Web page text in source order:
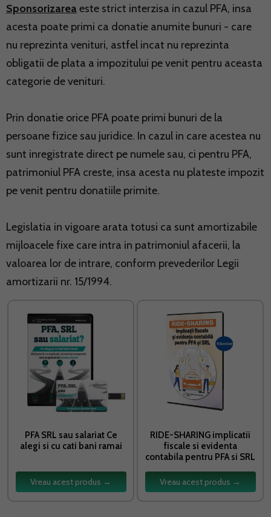
Sponsorizarea este strict interzisa in cazul PFA, insa
acesta poate primi ca donatie anumite bunuri - care
nu reprezinta venituri, astfel incat nu reprezinta
obligatii de plata a impozitului pe venit pentru aceasta
categorie de venituri.
Prin donatie orice PFA poate primi bunuri de la
persoane fizice sau juridice. In cazul in care acestea nu
sunt inregistrate direct pe numele sau, ci pentru PFA,
patrimoniul PFA creste, insa acesta nu plateste impozit
pe venit pentru donatiile primite.
Legislatia in vigoare arata totusi ca sunt amortizabile
mijloacele fixe care intra in patrimoniul afacerii, la
valoarea lor de intrare, conform prevederilor Legii
amortizarii nr. 15/1994.
PFA SRL sau salariat Ce
alegi si cu cati bani ramai
Vreau acest produs →
RIDE-SHARING implicatii
fiscale si evidenta
contabila pentru PFA si SRL
Vreau acest produs →